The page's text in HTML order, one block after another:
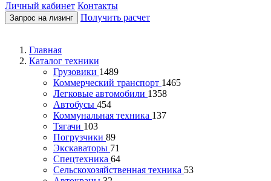
Личный кабинет Контакты
Запрос на лизинг Получить расчет
Главная
Каталог техники
Грузовики 1489
Коммерческий транспорт 1465
Легковые автомобили 1358
Автобусы 454
Коммунальная техника 137
Тягачи 103
Погрузчики 89
Экскаваторы 71
Спецтехника 64
Сельскохозяйственная техника 53